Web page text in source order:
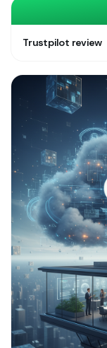
Trustpilot review